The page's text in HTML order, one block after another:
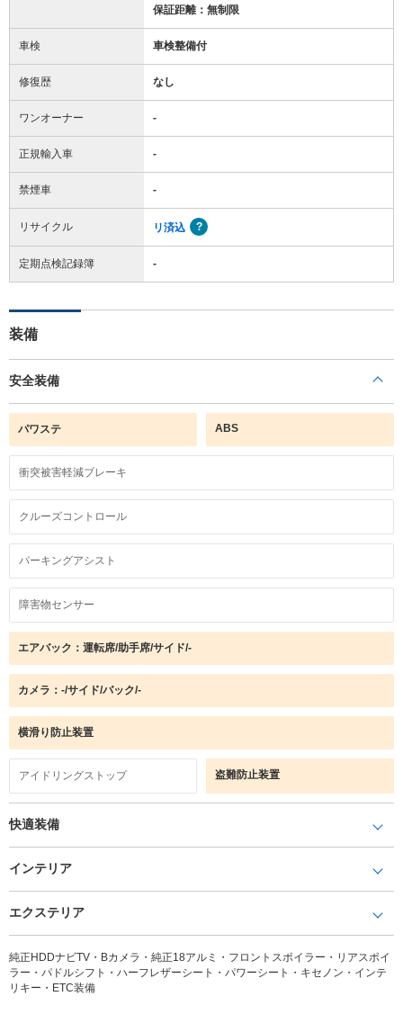
保証距離：無制限
車検 車検整備付
修復歴 なし
ワンオーナー -
正規輸入車 -
禁煙車 -
リサイクル リ済込
定期点検記録簿 -
装備
安全装備
パワステ ABS
衝突被害軽減ブレーキ
クルーズコントロール
パーキングアシスト
障害物センサー
エアバック：運転席/助手席/サイド/-
カメラ：-/サイド/バック/-
横滑り防止装置
アイドリングストップ 盗難防止装置
快適装備
インテリア
エクステリア
純正HDDナビTV・Bカメラ・純正18アルミ・フロントスポイラー・リアスポイ
ラー・パドルシフト・ハーフレザーシート・パワーシート・キセノン・インテ
リキー・ETC装備